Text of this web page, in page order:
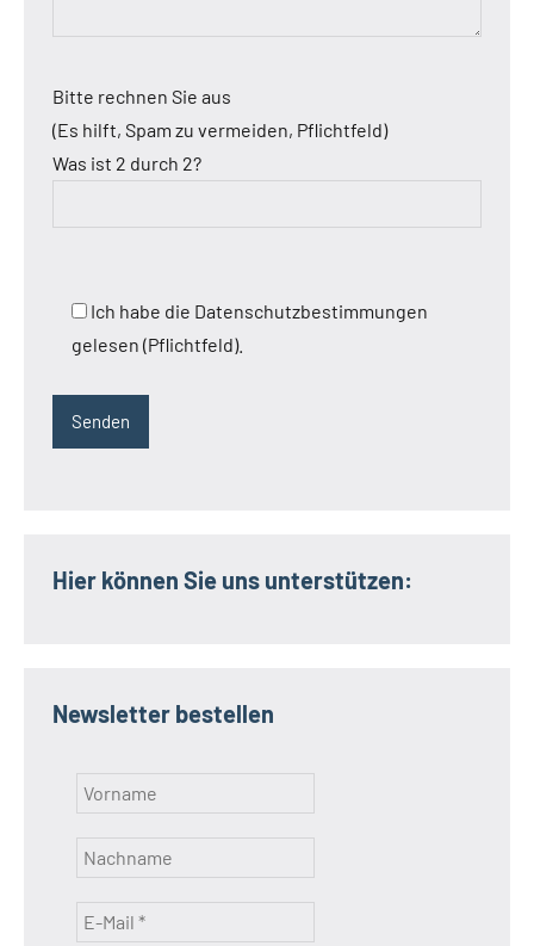
Bitte rechnen Sie aus
(Es hilft, Spam zu vermeiden, Pflichtfeld)
Was ist 2 durch 2?
Ich habe die Datenschutzbestimmungen
gelesen (Pflichtfeld).
Hier können Sie uns unterstützen:
Newsletter bestellen